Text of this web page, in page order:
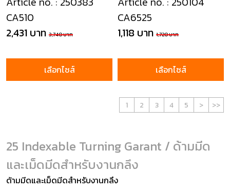
CA510
2,431 บาท 3,740 บาท
เลือกไซส์
CA6525
1,118 บาท 1,720 บาท
เลือกไซส์
1 2 3 4 5 > >>
25 Indexable Turning Garant / ด้ามมีด
และเม็ดมีดสำหรับงานกลึง
ด้ามมีดและเม็ดมีดสำหรับงานกลึง